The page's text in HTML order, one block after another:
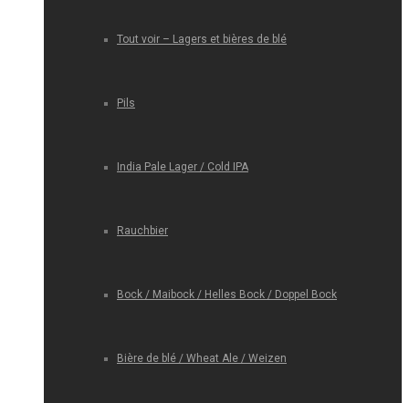
Tout voir – Lagers et bières de blé
Pils
India Pale Lager / Cold IPA
Rauchbier
Bock / Maibock / Helles Bock / Doppel Bock
Bière de blé / Wheat Ale / Weizen